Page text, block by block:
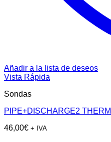
Añadir a la lista de deseos
Vista Rápida
Sondas
PIPE+DISCHARGE2
46,00€ + IVA